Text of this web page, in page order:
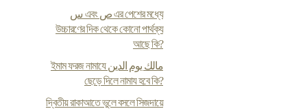
س এবং ص এর পেশের মধ্যে
উচ্চারণের দিক থেকে কোনো পার্থক্য
আছে কি?
ইমাম ফরজ নামাযে مالك يوم الدين
ছেড়ে দিলে নামায হবে কি?
দ্বিতীয় রাকাআতে ভুলে বসলে সিজদায়ে